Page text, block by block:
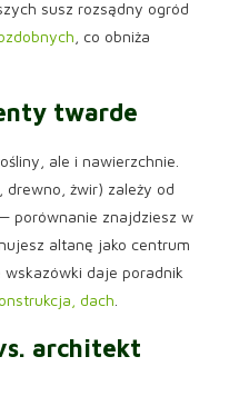
susz rozsądny ogród
, co obniża
twarde
ale i nawierzchnie.
drewno, żwir) zależy od
porównanie znajdziesz w
altanę jako centrum
daje poradnik
dach
architekt